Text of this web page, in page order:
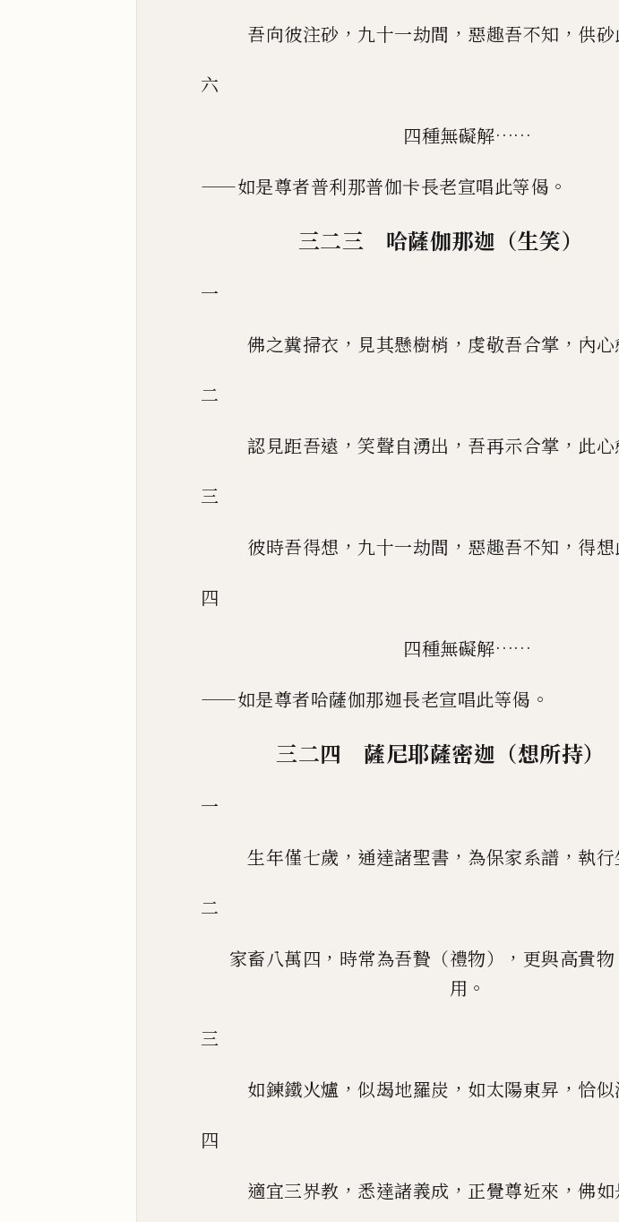
吾向彼注砂 ， 九十一劫間 ， 惡趣吾不知 ， 供
六
四種無礙解……
——如是尊者普利那普伽卡長老宣唱此等偈 。
三二三 哈薩伽那迦（生笑）
一
佛之糞掃衣 ， 見其懸樹梢 ， 虔敬吾合掌 ， 內
二
認見距吾遠 ， 笑聲自湧出 ， 吾再示合掌 ， 此
三
彼時吾得想 ， 九十一劫間 ， 惡趣吾不知 ， 得
四
四種無礙解……
——如是尊者哈薩伽那迦長老宣唱此等偈 。
三二四 薩尼耶薩密迦（想所持）
一
生年僅七歲 ， 通達諸聖書 ， 為保家系譜 ， 執
二
家畜八萬四 ， 時常為吾贄（禮物） ， 更與高貴物
用 。
三
如鍊鐵火爐 ， 似朅地羅炭 ， 如太陽東昇 ， 恰似
四
適宜三界教 ， 悉達諸義成 ， 正覺尊近來 ， 佛如